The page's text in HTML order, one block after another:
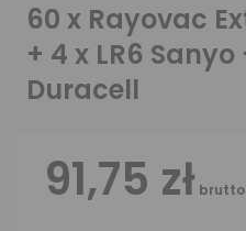
60 x Rayovac
+ 4 x LR6 Sanyo
Duracell
91,75 zł brutto